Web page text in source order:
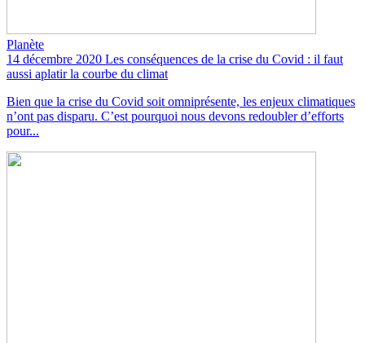
Planète
14 décembre 2020 Les conséquences de la crise du Covid : il faut
aussi aplatir la courbe du climat
Bien que la crise du Covid soit omniprésente, les enjeux climatiques
n’ont pas disparu. C’est pourquoi nous devons redoubler d’efforts
pour...